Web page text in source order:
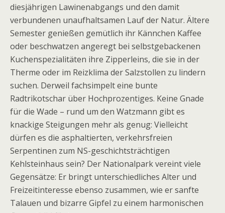
diesjährigen Lawinenabgangs und den damit
verbundenen unaufhaltsamen Lauf der Natur. Ältere
Semester genießen gemütlich ihr Kännchen Kaffee
oder beschwatzen angeregt bei selbstgebackenen
Kuchenspezialitäten ihre Zipperleins, die sie in der
Therme oder im Reizklima der Salzstollen zu lindern
suchen. Derweil fachsimpelt eine bunte
Radtrikotschar über Hochprozentiges. Keine Gnade
für die Wade – rund um den Watzmann gibt es
knackige Steigungen mehr als genug: Vielleicht
dürfen es die asphaltierten, verkehrsfreien
Serpentinen zum NS-geschichtsträchtigen
Kehlsteinhaus sein? Der Nationalpark vereint viele
Gegensätze: Er bringt unterschiedliches Alter und
Freizeitinteresse ebenso zusammen, wie er sanfte
Talauen und bizarre Gipfel zu einem harmonischen